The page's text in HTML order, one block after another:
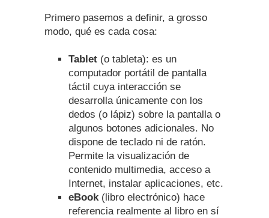
Primero pasemos a definir, a grosso
modo, qué es cada cosa:
Tablet (o tableta): es un
computador portátil de pantalla
táctil cuya interacción se
desarrolla únicamente con los
dedos (o lápiz) sobre la pantalla o
algunos botones adicionales. No
dispone de teclado ni de ratón.
Permite la visualización de
contenido multimedia, acceso a
Internet, instalar aplicaciones, etc.
eBook (libro electrónico) hace
referencia realmente al libro en sí